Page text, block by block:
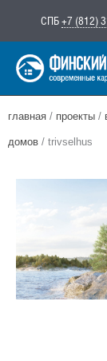
содержимому
СПБ+7 (812)
главная / проекты /
домов / trivselhus